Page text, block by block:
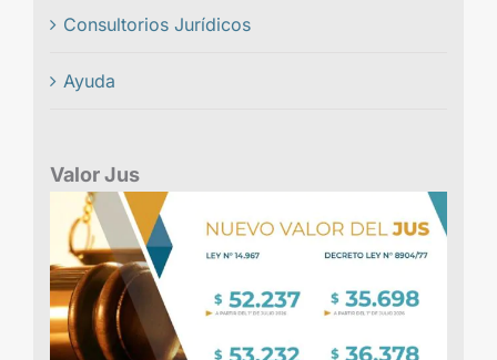
Consultorios Jurídicos
Ayuda
Valor Jus